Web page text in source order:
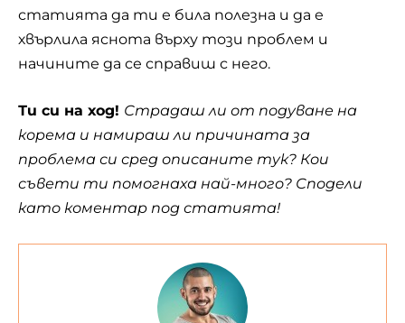
статията да ти е била полезна и да е
хвърлила яснота върху този проблем и
начините да се справиш с него.
Ти си на ход! Страдаш ли от подуване на
корема и намираш ли причината за
проблема си сред описаните тук? Кои
съвети ти помогнаха най-много? Сподели
като коментар под статията!